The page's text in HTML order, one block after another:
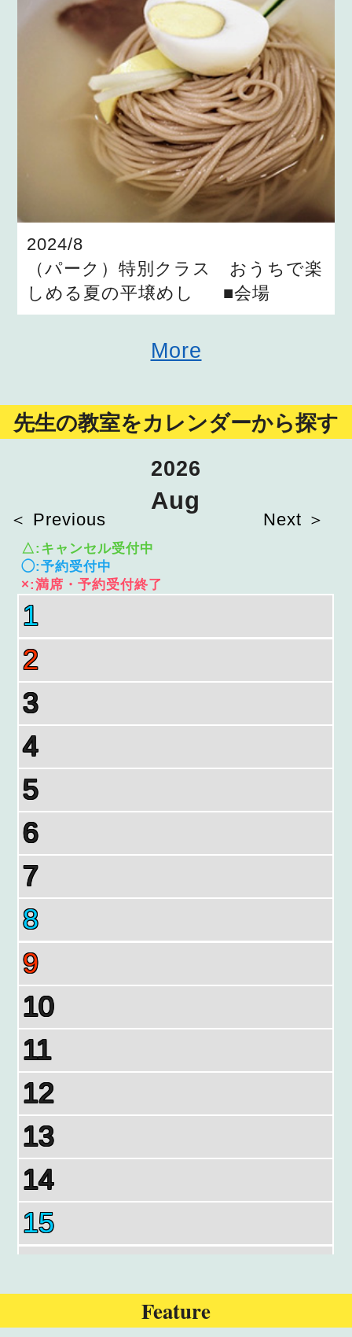
2024/8
（パーク）特別クラス おうちで楽
しめる夏の平壌めし ■会場
More
先生の教室をカレンダーから探す
＜ Previous
2026
Aug
Next ＞
△:キャンセル受付中
◯:予約受付中
×:満席・予約受付終了
1
2
3
4
5
6
7
8
9
10
11
12
13
14
15
Feature